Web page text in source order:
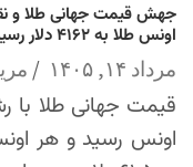
جهش قیمت جهانی طلا و
اونس طلا به ۴۱۶۲ دلار رسید
مرداد ۱۴, ۱۴۰۵